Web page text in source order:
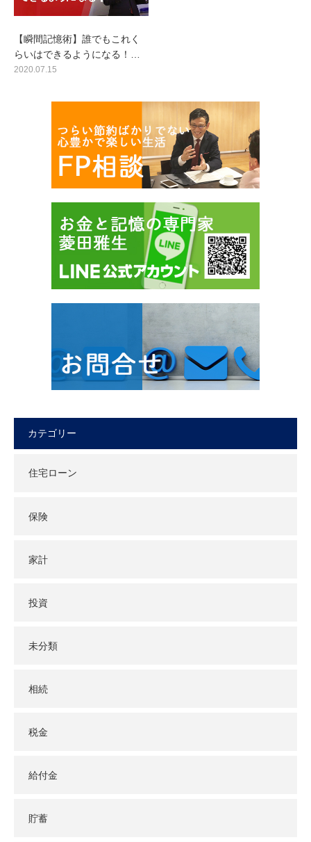
【瞬間記憶術】誰でもこれく
らいはできるようになる！…
2020.07.15
カテゴリー
住宅ローン
保険
家計
投資
未分類
相続
税金
給付金
貯蓄